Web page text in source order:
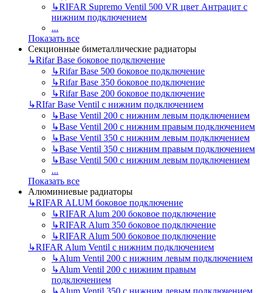
↳RIFAR Supremo Ventil 500 VR цвет Антрацит с
нижним подключением
...
Показать все
Секционные биметаллические радиаторы
↳Rifar Base боковое подключение
↳Rifar Base 500 боковое подключение
↳Rifar Base 350 боковое подключение
↳Rifar Base 200 боковое подключение
↳RIfar Base Ventil с нижним подключением
↳Base Ventil 200 с нижним левым подключением
↳Base Ventil 200 с нижним правым подключением
↳Base Ventil 350 с нижним левым подключением
↳Base Ventil 350 с нижним правым подключением
↳Base Ventil 500 с нижним левым подключением
...
Показать все
Алюминиевые радиаторы
↳RIFAR ALUM боковое подключение
↳RIFAR Alum 200 боковое подключение
↳RIFAR Alum 350 боковое подключение
↳RIFAR Alum 500 боковое подключение
↳RIFAR Alum Ventil с нижним подключением
↳Alum Ventil 200 с нижним левым подключением
↳Alum Ventil 200 с нижним правым
подключением
↳Alum Ventil 350 с нижним левым подключением